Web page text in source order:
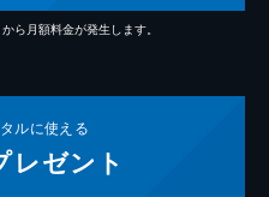
ら月額料金が発生します。
ルに使える
レゼント